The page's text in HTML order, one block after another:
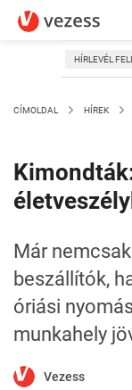
HÍRLEVÉL
CÍMOLDAL HÍREK
Már
beszállítók,
óriási
munkahely
Vezess